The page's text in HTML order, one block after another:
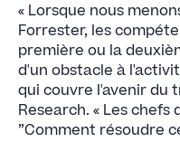
« Lorsque nous
Forrester, les
première ou la
d'un obstacle à
qui couvre l'avenir du
Research. « Les chefs
”Comment résoudre